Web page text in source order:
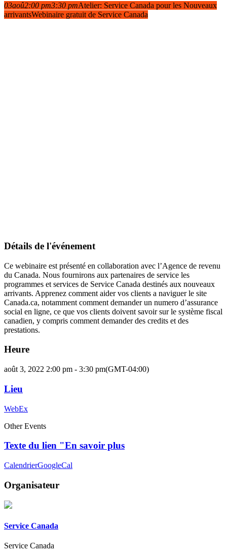
03aoû2:00 pm3:30 pmAtelier: Service Canada pour les Nouveaux
arrivantsWebinaire gratuit de Service Canada
Détails de l'événement
Ce webinaire est présenté en collaboration avec l’Agence de revenu
du Canada. Nous fournirons aux partenaires de service les
programmes et services de Service Canada destinés aux nouveaux
arrivants. Apprenez comment aider vos clients a naviguer le site
Canada.ca, notamment comment demander un numero d’assurance
social en ligne, ce que vos clients doivent savoir sur le système fiscal
canadien, y compris comment demander des credits et des
prestations.
Heure
août 3, 2022 2:00 pm - 3:30 pm(GMT-04:00)
Lieu
WebEx
Other Events
Texte du lien "En savoir plus
CalendrierGoogleCal
Organisateur
Service Canada
Service Canada